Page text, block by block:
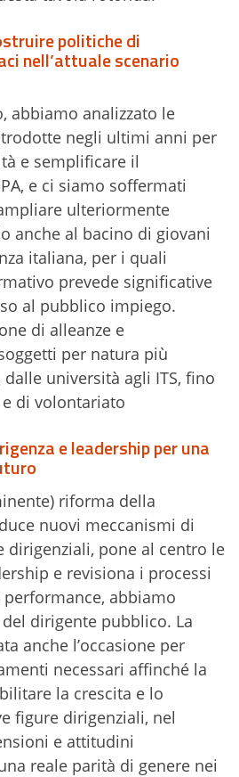
politiche di
nell’attuale scenario
abbiamo analizzato le
negli ultimi anni per
e semplificare il
e ci siamo soffermati
ulteriormente
anche al bacino di giovani
italiana, per i quali
prevede significative
al pubblico impiego.
di alleanze e
per natura più
università agli ITS, fino
di volontariato
e leadership per una
riforma della
nuovi meccanismi di
dirigenziali, pone al centro le
e revisiona i processi
abbiamo
dirigente pubblico. La
anche l’occasione per
necessari affinché la
la crescita e lo
figure dirigenziali, nel
e attitudini
reale parità di genere nei